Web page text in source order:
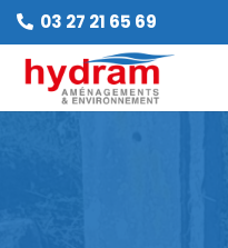
03 27 21 65 69